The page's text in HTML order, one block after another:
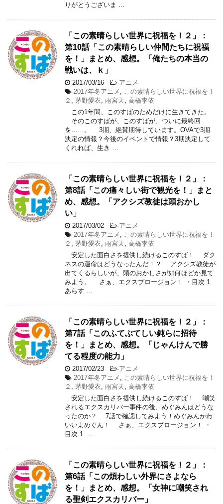
りがとうございま …
「この素晴らしい世界に祝福を！２」：
第10話「この素晴らしい仲間たちに祝福
を！」まとめ、感想。「俺たちの本当の
戦いは、ｋ」
2017/03/16 -アニメ
2017年冬アニメ
この素晴らしい世界に祝福を！
２
茅野愛衣 雨宮天 高橋李依
この1年間、このすばのためだけに生きてきた。
そのこのすばが、このすばが、ついに最終回
を……。 3期、絶賛期待しています。OVAで3期
決定の情報？今後のイベントで情報？3期決定して
くれれば、生き …
「この素晴らしい世界に祝福を！２」：
第8話「この痛々しい街で観光を！」まと
め、感想。「アクシズ教徒は頭おかし
い」
2017/03/02 -アニメ
2017年冬アニメ
この素晴らしい世界に祝福を！
２
茅野愛衣 雨宮天 高橋李依
安定した面白さを提供し続けるこのすば！ ダク
ネスの運命はどうなったんだ！？ アクシズ教徒が
出てくるらしいが、頭のおかしさが如何ほどか見て
みよう。 さぁ、エクスプロージョン！ ・目次 1.
あらす …
「この素晴らしい世界に祝福を！２」：
第7話「このふてぶてしい鈍らに招待
を！」まとめ、感想。「じゃんけんで勝
てる程度の能力」
2017/02/23 -アニメ
2017年冬アニメ
この素晴らしい世界に祝福を！
２
茅野愛衣 雨宮天 高橋李依
安定した面白さを提供し続けるこのすば！ 嘲笑
されるエクスカリバー事件の後、めぐみんはどうな
ったのか？ 7話で確認してみよう！めぐみんかわ
いいよめぐん！ さぁ、エクスプロージョン！ ・
目次 1. …
「この素晴らしい世界に祝福を！２」：
第6話「この煩わしい外界にさよなら
を！」まとめ、感想。「女神に嘲笑され
る聖剣エクスカリバー」